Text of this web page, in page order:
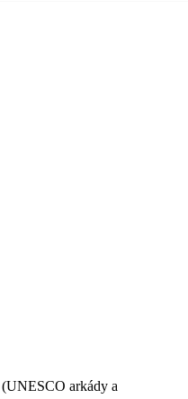
arkády a